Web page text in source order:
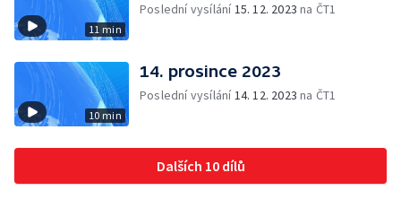
11 min
Poslední vysílání15. 12. 2023 na ČT1
10 min
14. prosince 2023
Poslední vysílání14. 12. 2023 na ČT1
Dalších 10 dílů